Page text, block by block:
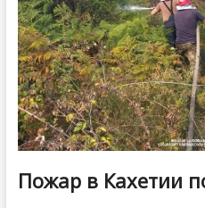
Пожар в Кахетии